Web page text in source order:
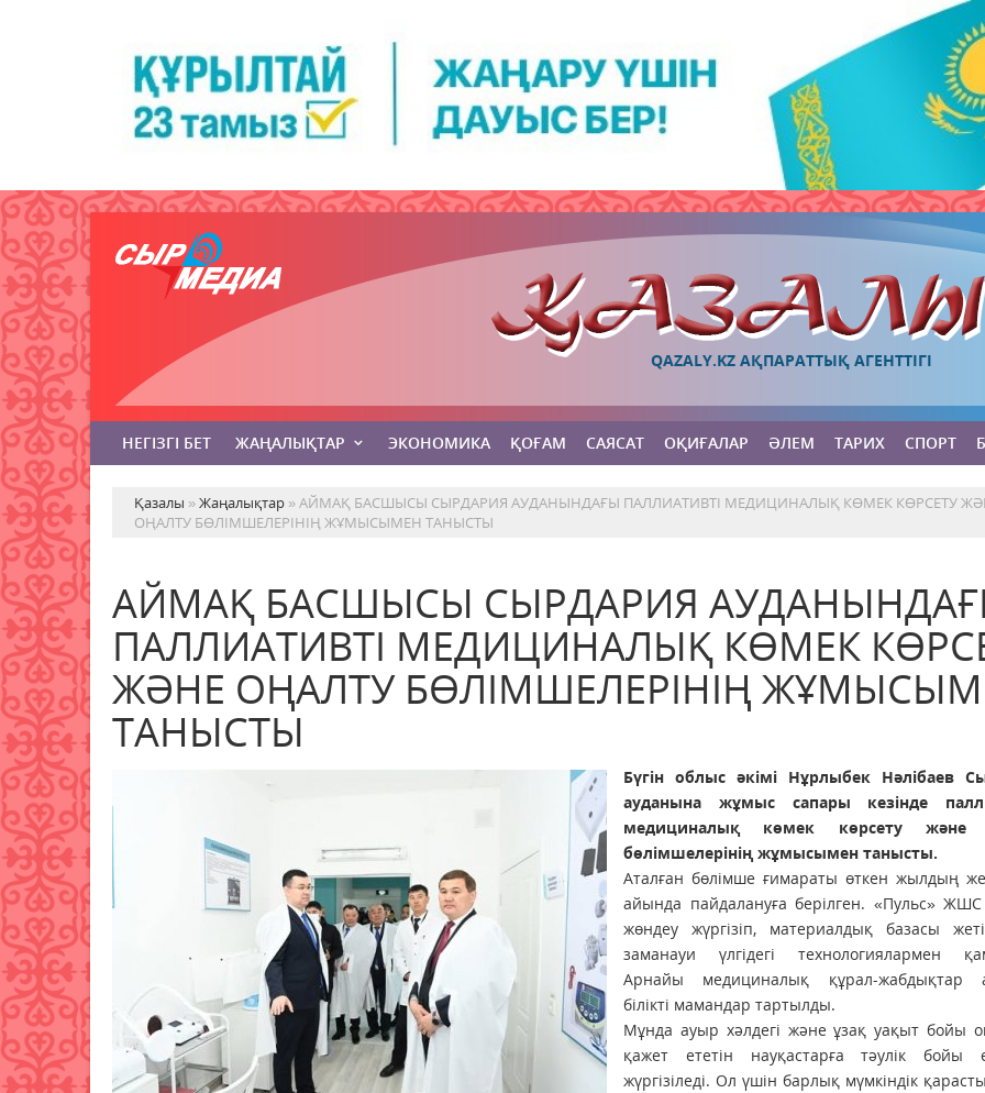
QAZALY.KZ АҚПАРАТТЫҚ АГЕНТТІГІ
НЕГІЗГІ БЕТ ЖАҢАЛЫҚТАР ЭКОНОМИКА ҚОҒАМ САЯСАТ ОҚИҒАЛАР ӘЛЕМ ТАРИХ СПОРТ
Қазалы »Жаңалықтар » АЙМАҚ БАСШЫСЫ СЫРДАРИЯ АУДАНЫНДАҒЫ ПАЛЛИАТИВТІ МЕДИЦИНАЛЫҚ КӨМЕК КӨРСЕТУ
ОҢАЛТУ БӨЛІМШЕЛЕРІНІҢ ЖҰМЫСЫМЕН ТАНЫСТЫ
АЙМАҚ БАСШЫСЫ СЫРДАРИЯ
ПАЛЛИАТИВТІ МЕДИЦИНАЛЫҚ КӨМЕК
ЖӘНЕ ОҢАЛТУ БӨЛІМШЕЛЕРІНІҢ
ТАНЫСТЫ
Бүгін облыс әкімі Нұрлыбек Нәлібаев
ауданына жұмыс сапары кезінде
медициналық көмек көрсету және
бөлімшелерінің жұмысымен танысты.
Аталған бөлімше ғимараты өткен жылдың
айында пайдалануға берілген. «Пульс» ЖШС
жөндеу жүргізіп, материалдық базасы
заманауи үлгідегі технологиялармен
Арнайы медициналық құрал-жабдықтар
білікті мамандар тартылды.
Мұнда ауыр хәлдегі және ұзақ уақыт бойы
қажет ететін науқастарға тәулік бойы
жүргізіледі. Ол үшін барлық мүмкіндік